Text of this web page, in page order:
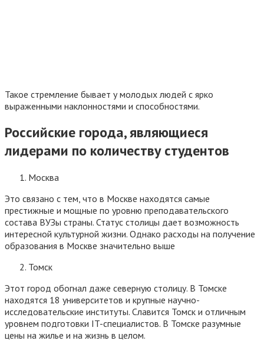
Такое стремление бывает у молодых людей с ярко
выраженными наклонностями и способностями.
Российские города, являющиеся
лидерами по количеству студентов
Москва
Это связано с тем, что в Москве находятся самые
престижные и мощные по уровню преподавательского
состава ВУЗы страны. Статус столицы дает возможность
интересной культурной жизни. Однако расходы на получение
образования в Москве значительно выше
Томск
Этот город обогнал даже северную столицу. В Томске
находятся 18 университетов и крупные научно-
исследовательские институты. Славится Томск и отличным
уровнем подготовки IT-специалистов. В Томске разумные
цены на жилье и на жизнь в целом.